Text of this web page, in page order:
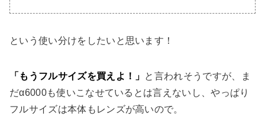
という使い分けをしたいと思います！
「もうフルサイズを買えよ！」 と言われそうですが、ま
だα6000も使いこなせているとは言えないし、やっぱり
フルサイズは本体もレンズが高いので。